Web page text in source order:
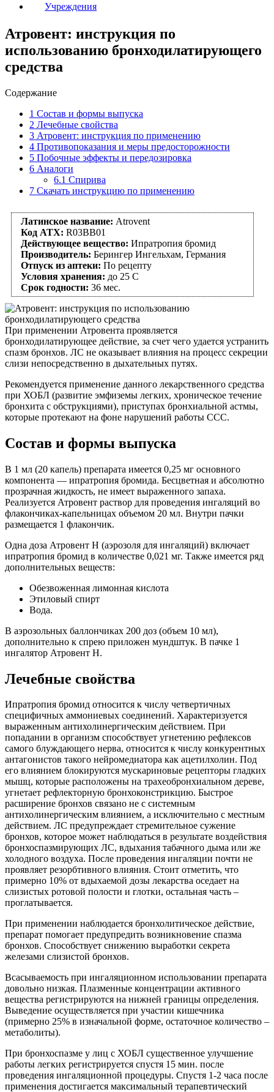
Учреждения
Атровент: инструкция по
использованию бронходилатирующего
средства
Содержание
1 Состав и формы выпуска
2 Лечебные свойства
3 Атровент: инструкция по применению
4 Противопоказания и меры предосторожности
5 Побочные эффекты и передозировка
6 Аналоги
6.1 Спирива
7 Скачать инструкцию по применению
Латинское название: Atrovent
Код АТХ: R03BB01
Действующее вещество: Ипратропия бромид
Производитель: Берингер Ингельхам, Германия
Отпуск из аптеки: По рецепту
Условия хранения: до 25 С
Срок годности: 36 мес.
При применении Атровента проявляется
бронходилатирующее действие, за счет чего удается устранить
спазм бронхов. ЛС не оказывает влияния на процесс секреции
слизи непосредственно в дыхательных путях.
Рекомендуется применение данного лекарственного средства
при ХОБЛ (развитие эмфиземы легких, хроническое течение
бронхита с обструкциями), приступах бронхиальной астмы,
которые протекают на фоне нарушений работы ССС.
Состав и формы выпуска
В 1 мл (20 капель) препарата имеется 0,25 мг основного
компонента — ипратропия бромида. Бесцветная и абсолютно
прозрачная жидкость, не имеет выраженного запаха.
Реализуется Атровент раствор для проведения ингаляций во
флакончиках-капельницах объемом 20 мл. Внутри пачки
размещается 1 флакончик.
Одна доза Атровент Н (аэрозоля для ингаляций) включает
ипратропия бромид в количестве 0,021 мг. Также имеется ряд
дополнительных веществ:
Обезвоженная лимонная кислота
Этиловый спирт
Вода.
В аэрозольных баллончиках 200 доз (объем 10 мл),
дополнительно к спрею приложен мундштук. В пачке 1
ингалятор Атровент Н.
Лечебные свойства
Ипратропия бромид относится к числу четвертичных
специфичных аммониевых соединений. Характеризуется
выраженным антихолинергическим действием. При
попадании в организм способствует угнетению рефлексов
самого блуждающего нерва, относится к числу конкурентных
антагонистов такого нейромедиатора как ацетилхолин. Под
его влиянием блокируются мускариновые рецепторы гладких
мышц, которые расположены на трахеобронхиальном дереве,
угнетает рефлекторную бронхоконстрикцию. Быстрое
расширение бронхов связано не с системным
антихолинергическим влиянием, а исключительно с местным
действием. ЛС предупреждает стремительное сужение
бронхов, которое может наблюдаться в результате воздействия
бронхоспазмирующих ЛС, вдыхания табачного дыма или же
холодного воздуха. После проведения ингаляции почти не
проявляет резорбтивного влияния. Стоит отметить, что
примерно 10% от вдыхаемой дозы лекарства оседает на
слизистых ротовой полости и глотки, остальная часть –
проглатывается.
При применении наблюдается бронхолитическое действие,
препарат помогает предупредить возникновение спазма
бронхов. Способствует снижению выработки секрета
железами слизистой бронхов.
Всасываемость при ингаляционном использовании препарата
довольно низкая. Плазменные концентрации активного
вещества регистрируются на нижней границы определения.
Выведение осуществляется при участии кишечника
(примерно 25% в изначальной форме, остаточное количество –
метаболиты).
При бронхоспазме у лиц с ХОБЛ существенное улучшение
работы легких регистрируется спустя 15 мин. после
проведения ингаляционной процедуры. Спустя 1-2 часа после
применения достигается максимальный терапевтический